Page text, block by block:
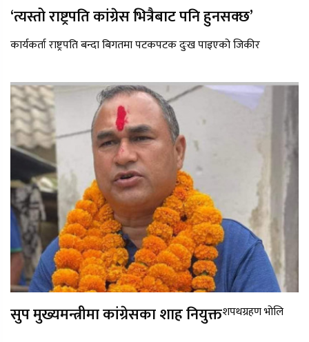
‘त्यस्तो राष्ट्रपति कांग्रेस भित्रैबाट पनि हुनसक्छ’
कार्यकर्ता राष्ट्रपति बन्दा बिगतमा पटकपटक दुःख पाइएको जिकीर
सुप मुख्यमन्त्रीमा कांग्रेसका शाह नियुक्तशपथग्रहण भोलि